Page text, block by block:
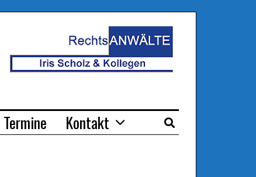
Termine Kontakt